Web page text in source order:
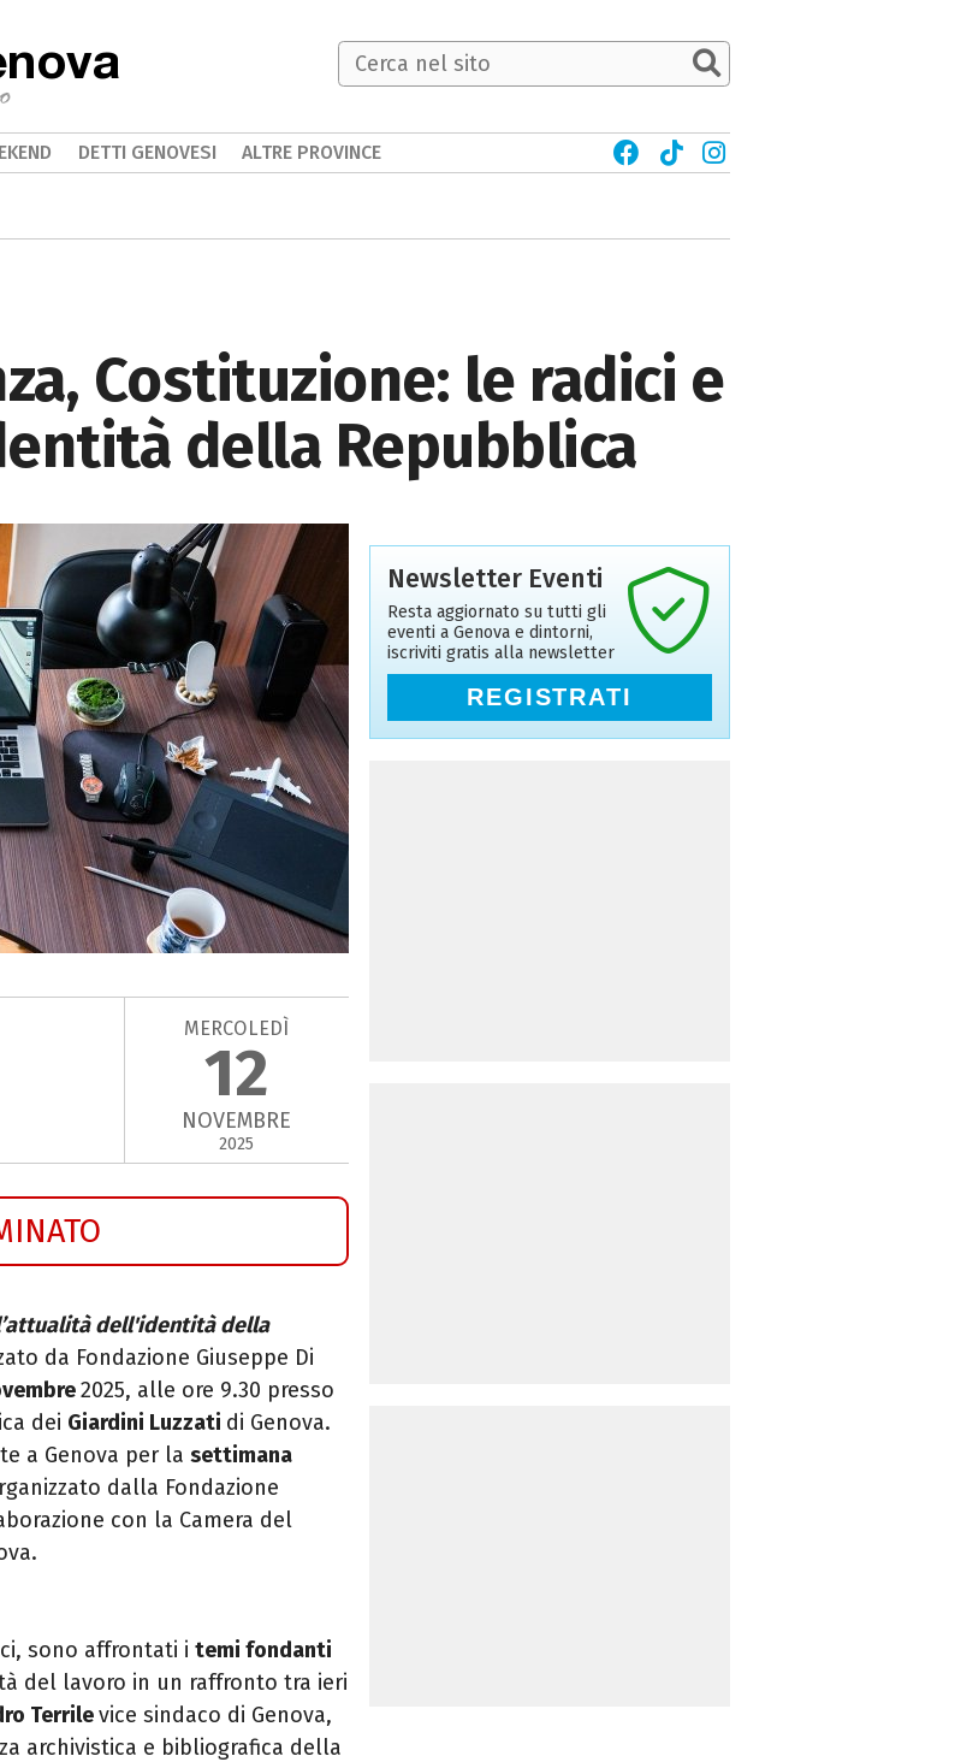
Costituzione: le radici e
della Repubblica
MERCOLEDÌ
12
NOVEMBRE
2025
dell'identità della
da Fondazione Giuseppe Di
2025, alle ore 9.30 presso
dei Giardini Luzzati di Genova.
a Genova per la settimana
dalla Fondazione
con la Camera del
sono affrontati i temi fondanti
del lavoro in un raffronto tra ieri
Terrilevice sindaco di Genova,
archivistica e bibliografica della
Newsletter Eventi
Resta aggiornato su tutti gli
eventi a Genova e dintorni,
iscriviti gratis alla newsletter
REGISTRATI
DETTI GENOVESI ALTRE PROVINCE